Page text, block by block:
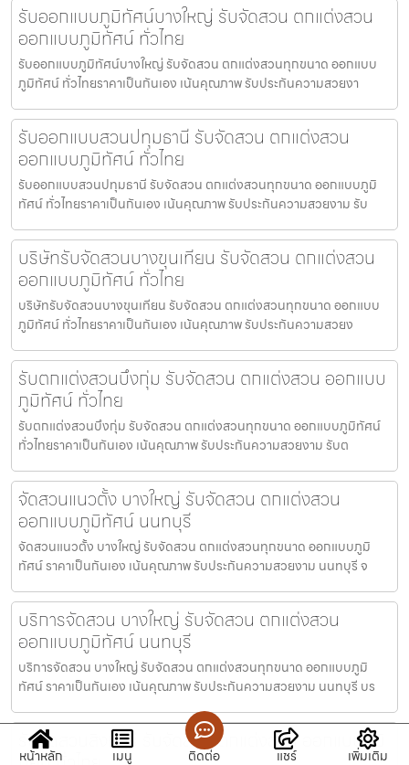
รับออกแบบภูมิทัศน์บางใหญ่ รับจัดสวน ตกแต่งสวน
ออกแบบภูมิทัศน์ ทั่วไทย
รับออกแบบภูมิทัศน์บางใหญ่ รับจัดสวน ตกแต่งสวนทุกขนาด ออกแบบ
ภูมิทัศน์ ทั่วไทยราคาเป็นกันเอง เน้นคุณภาพ รับประกันความสวยงา
รับออกแบบสวนปทุมธานี รับจัดสวน ตกแต่งสวน
ออกแบบภูมิทัศน์ ทั่วไทย
รับออกแบบสวนปทุมธานี รับจัดสวน ตกแต่งสวนทุกขนาด ออกแบบภูมิ
ทัศน์ ทั่วไทยราคาเป็นกันเอง เน้นคุณภาพ รับประกันความสวยงาม รับ
บริษัทรับจัดสวนบางขุนเทียน รับจัดสวน ตกแต่งสวน
ออกแบบภูมิทัศน์ ทั่วไทย
บริษัทรับจัดสวนบางขุนเทียน รับจัดสวน ตกแต่งสวนทุกขนาด ออกแบบ
ภูมิทัศน์ ทั่วไทยราคาเป็นกันเอง เน้นคุณภาพ รับประกันความสวยง
รับตกแต่งสวนบึงกุ่ม รับจัดสวน ตกแต่งสวน ออกแบบ
ภูมิทัศน์ ทั่วไทย
รับตกแต่งสวนบึงกุ่ม รับจัดสวน ตกแต่งสวนทุกขนาด ออกแบบภูมิทัศน์
ทั่วไทยราคาเป็นกันเอง เน้นคุณภาพ รับประกันความสวยงาม รับต
จัดสวนแนวตั้ง บางใหญ่ รับจัดสวน ตกแต่งสวน
ออกแบบภูมิทัศน์ นนทบุรี
จัดสวนแนวตั้ง บางใหญ่ รับจัดสวน ตกแต่งสวนทุกขนาด ออกแบบภูมิ
ทัศน์ ราคาเป็นกันเอง เน้นคุณภาพ รับประกันความสวยงาม นนทบุรี จ
บริการจัดสวน บางใหญ่ รับจัดสวน ตกแต่งสวน
ออกแบบภูมิทัศน์ นนทบุรี
บริการจัดสวน บางใหญ่ รับจัดสวน ตกแต่งสวนทุกขนาด ออกแบบภูมิ
ทัศน์ ราคาเป็นกันเอง เน้นคุณภาพ รับประกันความสวยงาม นนทบุรี บร
รับจัดสวนสิงห์บุรี รับจัดสวน ตกแต่งสวน ออกแบบภูมิ
หน้าหลัก เมนู ติดต่อ แชร์ เพิ่มเติม